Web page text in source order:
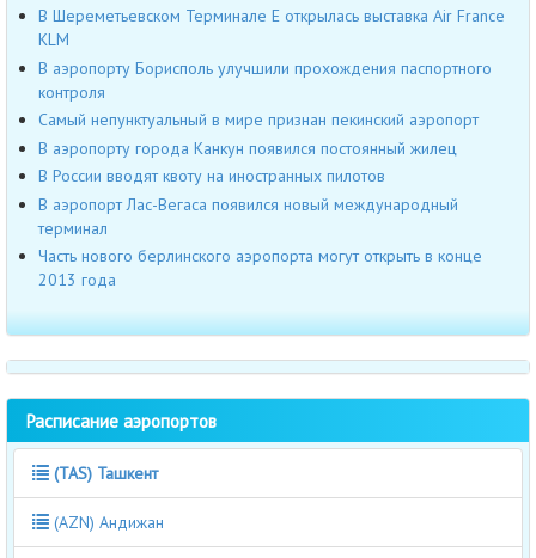
В Шереметьевском Терминале Е открылась выставка Air France
KLM
В аэропорту Борисполь улучшили прохождения паспортного
контроля
Cамый непунктуальный в мире признан пекинский аэропорт
В аэропорту города Канкун появился постоянный жилец
В России вводят квоту на иностранных пилотов
В аэропорт Лас-Вегаса появился новый международный
терминал
Часть нового берлинского аэропорта могут открыть в конце
2013 года
Расписание аэропортов
(TAS) Ташкент
(AZN) Андижан